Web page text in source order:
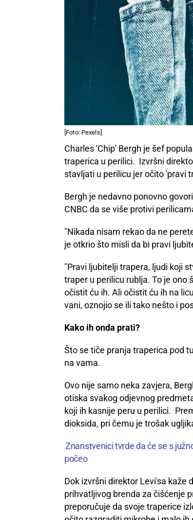
[Foto: Pexels]
Charles 'Chip' Bergh je šef
traperica u perilici. Izvršni
stavljati u perilicu jer očito 'pravi
Bergh je nedavno ponovno
CNBC da se više protivi
"Nikada nisam rekao da ne
je otkrio što misli da bi pravi
"Pravi ljubitelji trapera, ljudi koji
traper u perilicu rublja. To je ono
očistit ću ih. Ali očistit ću ih na
vani, oznojio se ili tako nešto i
Kako ih onda prati?
Što se tiče pranja traperica pod
na vama.
Ovo nije samo neka zavjera,
otiska svakog odjevnog
koji ih kasnije peru u perilici.
dioksida, pri čemu je trošak
Znanstvenici tvrde da će se s
počeo
Dok izvršni direktor Levi'sa kaže
prihvatljivog brenda za čišćenje
preporučuje da svoje traperice